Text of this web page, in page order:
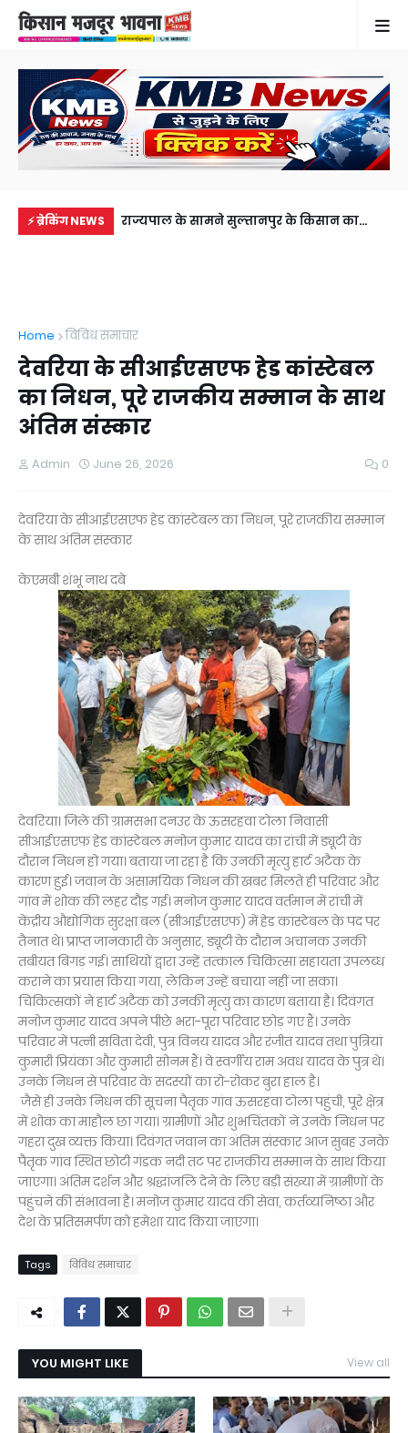
⚡ ब्रेकिंग NEWS
में से नहीं पहुंची एक
राज्यपाल के सामने सुल्तानपुर के किसान का
Home विविध समाचार
देवरिया के सीआईएसएफ हेड कांस्टेबल
का निधन, पूरे राजकीय सम्मान के साथ
अंतिम संस्कार
Admin June 26, 2026 0
देवरिया के सीआईएसएफ हेड कांस्टेबल का निधन, पूरे राजकीय सम्मान
के साथ अंतिम संस्कार
केएमबी शंभू नाथ दबे
देवरिया। जिले की ग्रामसभा दनउर के ऊसरहवा टोला निवासी
सीआईएसएफ हेड कांस्टेबल मनोज कुमार यादव का रांची में ड्यूटी के
दौरान निधन हो गया। बताया जा रहा है कि उनकी मृत्यु हार्ट अटैक के
कारण हुई। जवान के असामयिक निधन की खबर मिलते ही परिवार और
गांव में शोक की लहर दौड़ गई। मनोज कुमार यादव वर्तमान में रांची में
केंद्रीय औद्योगिक सुरक्षा बल (सीआईएसएफ) में हेड कांस्टेबल के पद पर
तैनात थे। प्राप्त जानकारी के अनुसार, ड्यूटी के दौरान अचानक उनकी
तबीयत बिगड़ गई। साथियों द्वारा उन्हें तत्काल चिकित्सा सहायता उपलब्ध
कराने का प्रयास किया गया, लेकिन उन्हें बचाया नहीं जा सका।
चिकित्सकों ने हार्ट अटैक को उनकी मृत्यु का कारण बताया है। दिवंगत
मनोज कुमार यादव अपने पीछे भरा-पूरा परिवार छोड़ गए हैं। उनके
परिवार में पत्नी सविता देवी, पुत्र विनय यादव और रंजीत यादव तथा पुत्रियां
कुमारी प्रियंका और कुमारी सोनम हैं। वे स्वर्गीय राम अवध यादव के पुत्र थे।
उनके निधन से परिवार के सदस्यों का रो-रोकर बुरा हाल है।
जैसे ही उनके निधन की सूचना पैतृक गांव ऊसरहवा टोला पहुंची, पूरे क्षेत्र
में शोक का माहौल छा गया। ग्रामीणों और शुभचिंतकों ने उनके निधन पर
गहरा दुख व्यक्त किया। दिवंगत जवान का अंतिम संस्कार आज सुबह उनके
पैतृक गांव स्थित छोटी गंडक नदी तट पर राजकीय सम्मान के साथ किया
जाएगा। अंतिम दर्शन और श्रद्धांजलि देने के लिए बड़ी संख्या में ग्रामीणों के
पहुंचने की संभावना है। मनोज कुमार यादव की सेवा, कर्तव्यनिष्ठा और
देश के प्रतिसमर्पण को हमेशा याद किया जाएगा।
Tags विविध समाचार
YOU MIGHT LIKE View all